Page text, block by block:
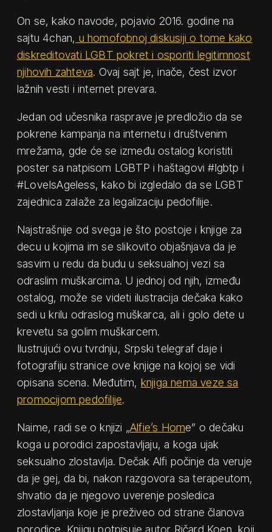
On se, kako navode, pojavio 2016. godine na
sajtu 4chan, u homofobnoj diskusiji o tome kako
diskreditovati LGBT pokret i osporiti legitimnost
njihovih zahteva. Ovaj sajt je, inače, čest izvor
lažnih vesti i internet prevara.
Jedan od učesnika rasprave je predložio da se
pokrene kampanja na internetu i društvenim
mrežama, gde će se između ostalog koristiti
poster sa natpisom LGBTP i haštagovi #lgbtp i
#LoveIsAgeless, kako bi izgledalo da se LGBT
zajednica zalaže za legalizaciju pedofilije.
Najstrašnije od svega je što postoje i knjige za
decu u kojima im se slikovito objašnjava da je
sasvim u redu da budu u seksualnoj vezi sa
odraslim muškarcima. U jednoj od njih, između
ostalog, može se videti ilustracija dečaka kako
sedi u krilu odraslog muškarca, ali i golo dete u
krevetu sa golim muškarcem.
Ilustrujući ovu tvrdnju, Srpski telegraf daje i
fotografiju stranice ove knjige na kojoj se vidi
opisana scena. Međutim, knjiga nema veze sa
promocijom pedofilije.
Naime, radi se o knjizi „Alfie’s Home” o dečaku
koga u porodici zapostavljaju, a koga ujak
seksualno zlostavlja. Dečak Alfi počinje da veruje
da je gej, da bi, nakon razgovora sa terapeutom,
shvatio da je njegovo uverenje posledica
zlostavljanja koje je preživeo od strane članova
porodice. Knjigu potpisuje autor Ričard Koen, koji